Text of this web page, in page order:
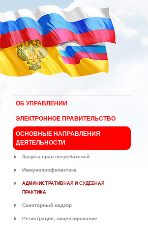
ОБ УПРАВЛЕНИИ
ЭЛЕКТРОННОЕ ПРАВИТЕЛЬСТВО
ОСНОВНЫЕ НАПРАВЛЕНИЯ
ДЕЯТЕЛЬНОСТИ
Защита прав потребителей
Иммунопрофилактика
АДМИНИСТРАТИВНАЯ И СУДЕБНАЯ
ПРАКТИКА
Санитарный надзор
Регистрация, лицензирование